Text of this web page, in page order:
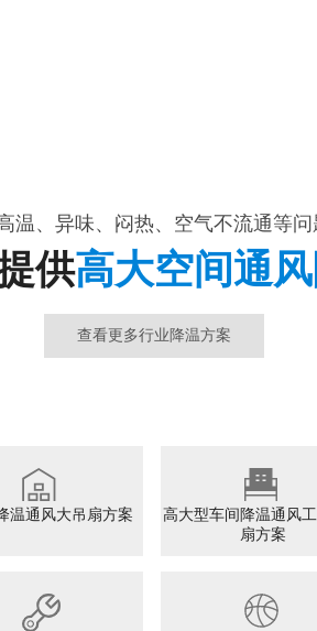
温、异味、闷热、空气不流通等
供高大空间通
查看更多行业降温方案
温通风大吊扇方案
高大型车间降温通风
扇方案